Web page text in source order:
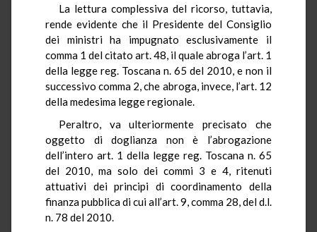
La lettura complessiva del ricorso, tuttavia,
rende evidente che il Presidente del Consiglio
dei ministri ha impugnato esclusivamente il
comma 1 del citato art. 48, il quale abroga l’art. 1
della legge reg. Toscana n. 65 del 2010, e non il
successivo comma 2, che abroga, invece, l’art. 12
della medesima legge regionale.
Peraltro, va ulteriormente precisato che
oggetto di doglianza non è l’abrogazione
dell’intero art. 1 della legge reg. Toscana n. 65
del 2010, ma solo dei commi 3 e 4, ritenuti
attuativi dei principi di coordinamento della
finanza pubblica di cui all’art. 9, comma 28, del d.l.
n. 78 del 2010.